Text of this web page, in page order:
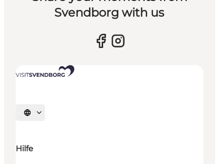
Svendborg with us
Sprache auswählen
Hilfe